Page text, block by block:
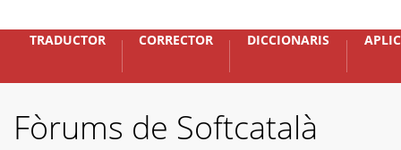
TRADUCTOR CORRECTOR DICCIONARIS
Fòrums de Softcatalà